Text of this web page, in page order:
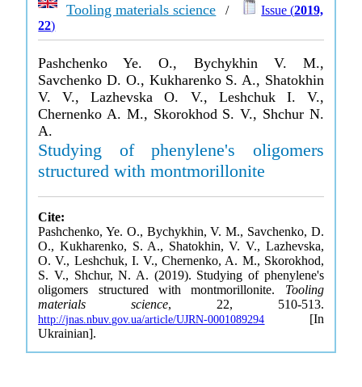
Tooling materials science / Issue (2019,
22)
Pashchenko Ye. O., Bychykhin V. M.,
Savchenko D. O., Kukharenko S. A., Shatokhin
V. V., Lazhevska O. V., Leshchuk I. V.,
Chernenko A. M., Skorokhod S. V., Shchur N.
A.
Studying of phenylene's oligomers
structured with montmorillonite
Cite:
Pashchenko, Ye. O., Bychykhin, V. M., Savchenko, D.
O., Kukharenko, S. A., Shatokhin, V. V., Lazhevska,
O. V., Leshchuk, I. V., Chernenko, A. M., Skorokhod,
S. V., Shchur, N. A. (2019). Studying of phenylene's
oligomers structured with montmorillonite. Tooling
materials science, 22, 510-513.
http://jnas.nbuv.gov.ua/article/UJRN-0001089294 [In
Ukrainian].